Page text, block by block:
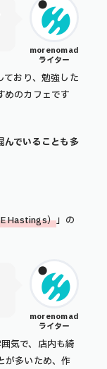
morenomad
ライター
おり、勉強した
めのカフェです
んでいることも多
Hastings）」の
morenomad
ライター
気で、店内も綺
が多いため、作